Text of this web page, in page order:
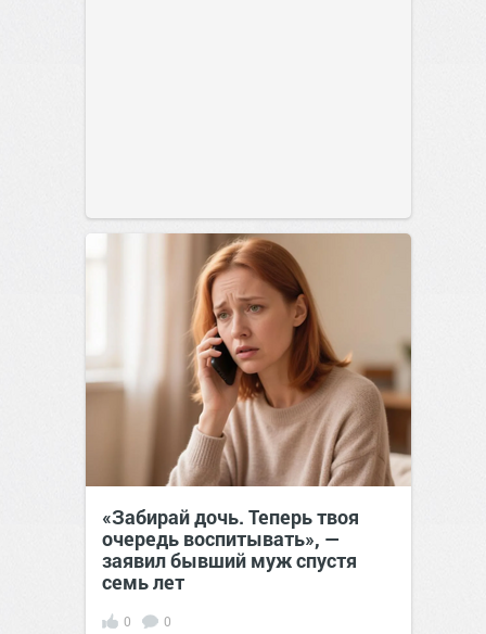
«Забирай дочь. Теперь твоя
очередь воспитывать», —
заявил бывший муж спустя
семь лет
0 0